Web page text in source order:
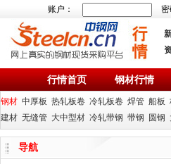
账户： 密
行情首页 钢材行情
钢材 中厚板 热轧板卷 冷轧板卷 焊管 船板
建材 无缝管 大中型材 冷轧带钢 带钢 圆钢
导航